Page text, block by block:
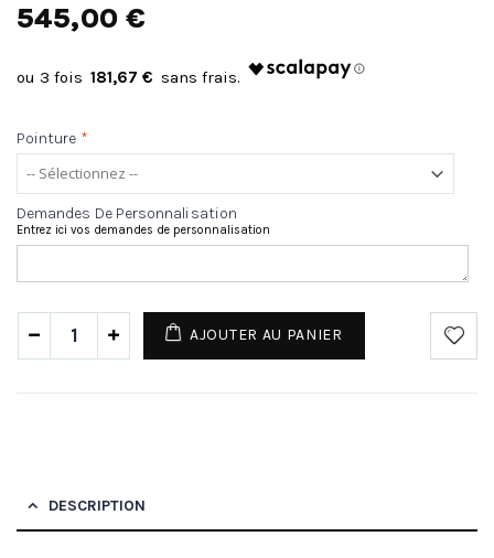
545,00 €
181,67 €
Pointure *
Demandes De Personnalisation
Entrez ici vos demandes de personnalisation
AJOUTER AU PANIER
DESCRIPTION